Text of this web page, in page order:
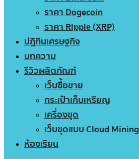
ราคา Dogecoin
ราคา Ripple (XRP)
ปฏิทินเศรษฐกิจ
บทความ
รีวิวผลิตภัณฑ์
เว็บซื้อขาย
กระเป๋าเก็บเหรียญ
เครื่องขุด
เว็บขุดแบบ Cloud Mining
ห้องเรียน